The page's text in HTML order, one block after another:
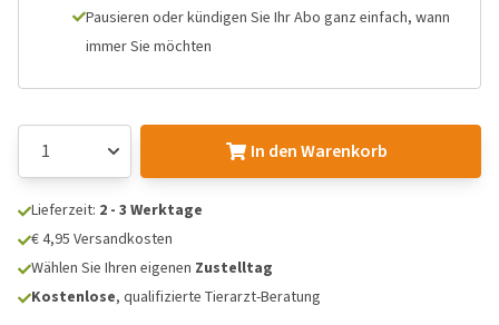
Pausieren oder kündigen Sie Ihr Abo ganz einfach, wann
immer Sie möchten
In den Warenkorb
Lieferzeit: 2 - 3 Werktage
€ 4,95 Versandkosten
Wählen Sie Ihren eigenen Zustelltag
Kostenlose, qualifizierte Tierarzt-Beratung